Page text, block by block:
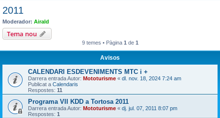
2011
Moderador: Airald
Tema nou
9 temes • Pàgina 1 de 1
Avisos
CALENDARI ESDEVENIMENTS MTC i +
Darrera entrada Autor: Mototurisme « dl. nov. 18, 2024 7:24 am
Publicat a Calendaris
Respostes: 11
Programa VII KDD a Tortosa 2011
Darrera entrada Autor: Mototurisme « dj. jul. 07, 2011 8:07 pm
Respostes: 1